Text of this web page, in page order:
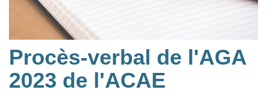
Procès-verbal de l'AGA
2023 de l'ACAE